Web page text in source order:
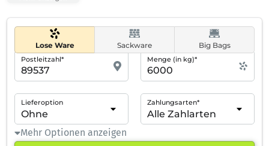
Lose Ware Sackware Big Bags
Postleitzahl* Menge (in kg)*
Lieferoption Zahlungsarten*
Mehr Optionen anzeigen